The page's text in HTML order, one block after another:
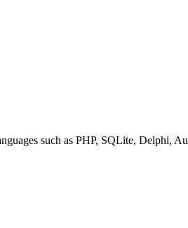
such as PHP, SQLite, Delphi,